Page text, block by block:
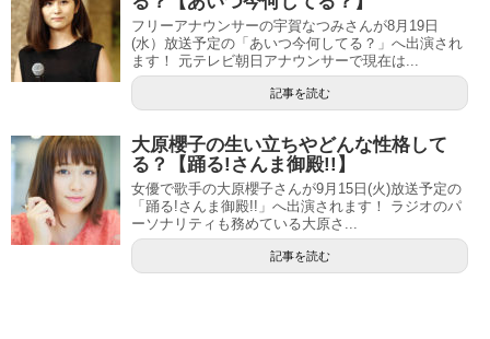
フリーアナウンサーの宇賀なつみさんが8月19日
(水）放送予定の「あいつ今何してる？」へ出演され
ます！ 元テレビ朝日アナウンサーで現在は...
記事を読む
大原櫻子の生い立ちやどんな性格して
る？【踊る!さんま御殿!!】
女優で歌手の大原櫻子さんが9月15日(火)放送予定の
「踊る!さんま御殿!!」へ出演されます！ ラジオのパ
ーソナリティも務めている大原さ...
記事を読む